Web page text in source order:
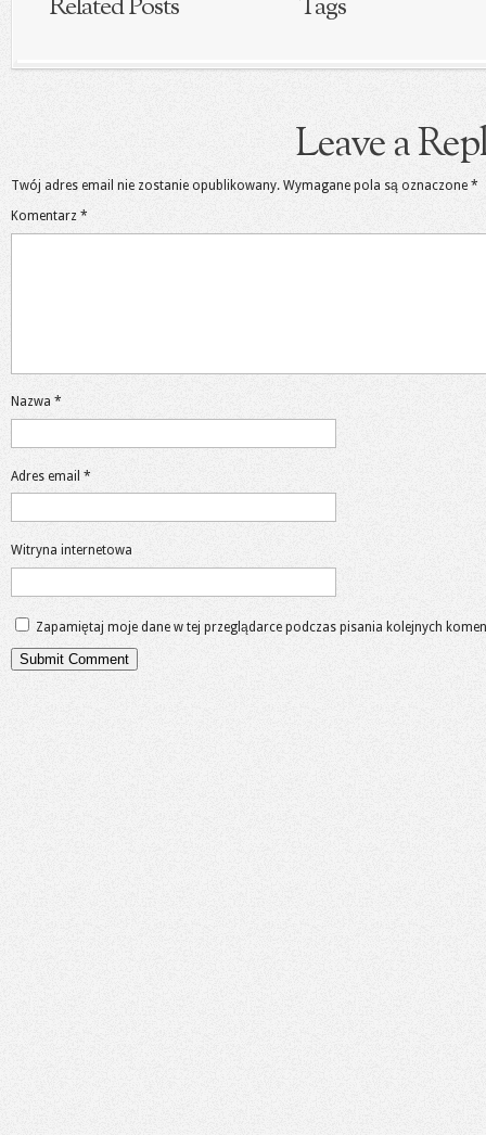
Related Posts Tags
Leave a
Twój adres email nie zostanie opublikowany. Wymagane pola są oznaczone *
Komentarz *
Nazwa *
Adres email *
Witryna internetowa
Zapamiętaj moje dane w tej przeglądarce podczas pisania kolejnych